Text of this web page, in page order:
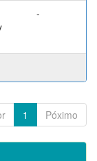
-
1 Póximo